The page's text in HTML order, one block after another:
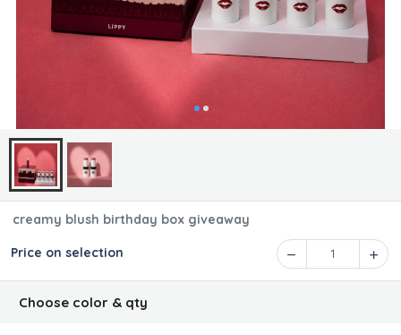
creamy blush birthday box giveaway
Price on selection 1
Choose color & qty